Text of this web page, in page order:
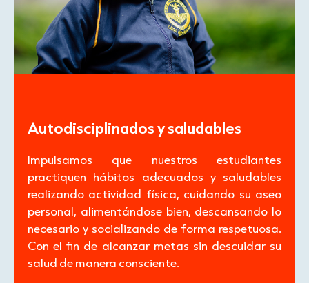
Autodisciplinados y saludables
Impulsamos que nuestros estudiantes
practiquen hábitos adecuados y saludables
realizando actividad física, cuidando su aseo
personal, alimentándose bien, descansando lo
necesario y socializando de forma respetuosa.
Con el fin de alcanzar metas sin descuidar su
salud de manera consciente.